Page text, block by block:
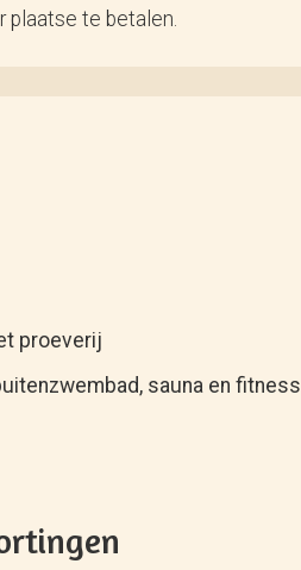
plaatse te betalen.
proeverij
sauna en fitness